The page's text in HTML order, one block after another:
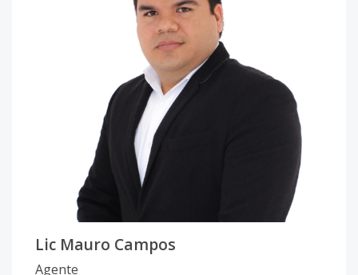
Lic Mauro Campos
Agente